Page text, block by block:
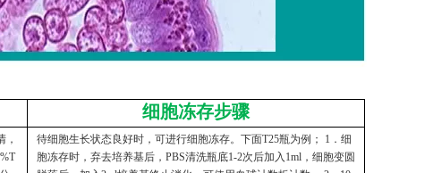
细胞冻存步骤
，
待细胞生长状态良好时，可进行细胞冻存。下面T25瓶为例； 1．细
胞冻存时，弃去培养基后，PBS清洗瓶底1-2次后加入1ml，细胞变圆